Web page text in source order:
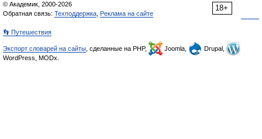
18+
© Академик, 2000-2026
Обратная связь: Техподдержка Реклама на сайте
👣 Путешествия
Экспорт словарей на сайты , сделанные на PHP, Joomla,
Drupal,
WordPress, MODx.